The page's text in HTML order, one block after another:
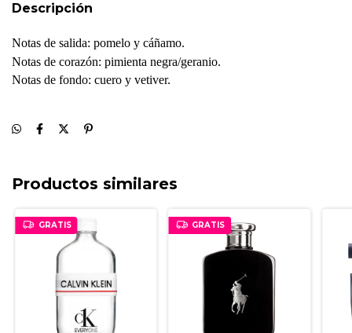
Descripción
Notas de salida: pomelo y cáñamo.
Notas de corazón: pimienta negra/geranio.
Notas de fondo: cuero y vetiver.
Productos similares
GRATIS GRATIS